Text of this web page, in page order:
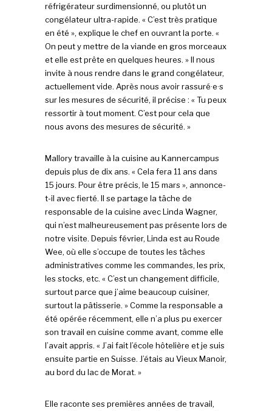
réfrigérateur surdimensionné, ou plutôt un
congélateur ultra-rapide. « C’est très pratique
en été », explique le chef en ouvrant la porte. «
On peut y mettre de la viande en gros morceaux
et elle est prête en quelques heures. » Il nous
invite à nous rendre dans le grand congélateur,
actuellement vide. Après nous avoir rassuré·e·s
sur les mesures de sécurité, il précise : « Tu peux
ressortir à tout moment. C’est pour cela que
nous avons des mesures de sécurité. »
Mallory travaille à la cuisine au Kannercampus
depuis plus de dix ans. « Cela fera 11 ans dans
15 jours. Pour être précis, le 15 mars », annonce-
t-il avec fierté. Il se partage la tâche de
responsable de la cuisine avec Linda Wagner,
qui n’est malheureusement pas présente lors de
notre visite. Depuis février, Linda est au Roude
Wee, où elle s’occupe de toutes les tâches
administratives comme les commandes, les prix,
les stocks, etc. « C’est un changement difficile,
surtout parce que j’aime beaucoup cuisiner,
surtout la pâtisserie. » Comme la responsable a
été opérée récemment, elle n’a plus pu exercer
son travail en cuisine comme avant, comme elle
l’avait appris. « J’ai fait l’école hôtelière et je suis
ensuite partie en Suisse. J’étais au Vieux Manoir,
au bord du lac de Morat. »
Elle raconte ses premières années de travail,